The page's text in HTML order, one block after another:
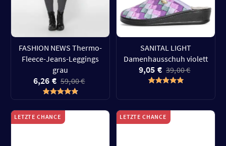
FASHION NEWS Thermo-
Fleece-Jeans-Leggings
grau
6,26 € 59,00 €
SANITAL LIGHT
Damenhausschuh violett
9,05 € 39,00 €
LETZTE CHANCE LETZTE CHANCE